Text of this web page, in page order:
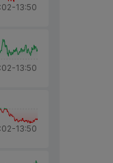
-13:50
-13:50
-13:50